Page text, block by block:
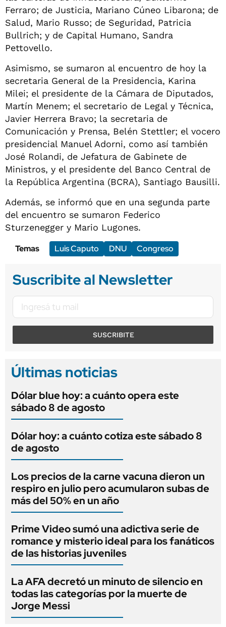
Ferraro; de Justicia, Mariano Cúneo Libarona; de
Salud, Mario Russo; de Seguridad, Patricia
Bullrich; y de Capital Humano, Sandra
Pettovello.
Asimismo, se sumaron al encuentro de hoy la
secretaria General de la Presidencia, Karina
Milei; el presidente de la Cámara de Diputados,
Martín Menem; el secretario de Legal y Técnica,
Javier Herrera Bravo; la secretaria de
Comunicación y Prensa, Belén Stettler; el vocero
presidencial Manuel Adorni, como así también
José Rolandi, de Jefatura de Gabinete de
Ministros, y el presidente del Banco Central de
la República Argentina (BCRA), Santiago Bausilli.
Además, se informó que en una segunda parte
del encuentro se sumaron Federico
Sturzenegger y Mario Lugones.
Temas
Luis Caputo DNU Congreso
Suscribite al Newsletter
SUSCRIBITE
Últimas noticias
Dólar blue hoy: a cuánto opera este
sábado 8 de agosto
Dólar hoy: a cuánto cotiza este sábado 8
de agosto
Los precios de la carne vacuna dieron un
respiro en julio pero acumularon subas de
más del 50% en un año
Prime Video sumó una adictiva serie de
romance y misterio ideal para los fanáticos
de las historias juveniles
La AFA decretó un minuto de silencio en
todas las categorías por la muerte de
Jorge Messi